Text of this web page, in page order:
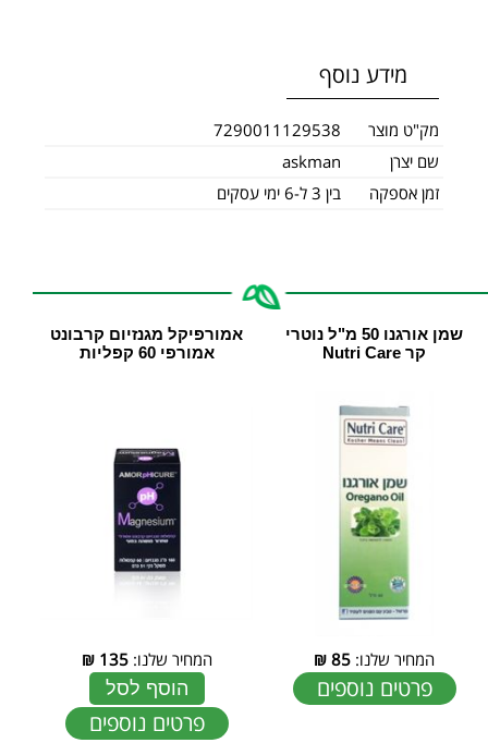
מידע נוסף
מק"ט מוצר
7290011129538
שם יצרן
askman
זמן אספקה
בין 3 ל-6 ימי עסקים
שמן אורגנו 50 מ"ל נוטרי
קר Nutri Care
המחיר שלנו: 85
₪
פרטים נוספים
אמורפיקל מגנזיום קרבונט
אמורפי 60 קפליות
המחיר שלנו:135
₪
הוסף לסל
פרטים נוספים